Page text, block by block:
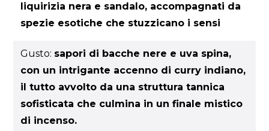
liquirizia nera e sandalo, accompagnati da
spezie esotiche che stuzzicano i sensi
Gusto: sapori di bacche nere e uva spina,
con un intrigante accenno di curry indiano,
il tutto avvolto da una struttura tannica
sofisticata che culmina in un finale mistico
di incenso.